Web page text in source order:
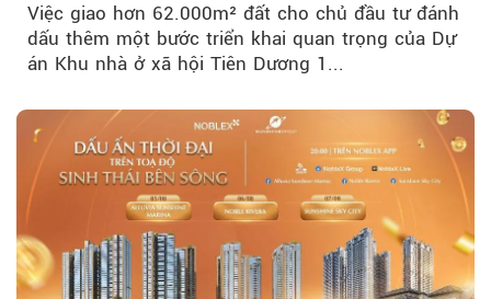
Việc giao hơn 62.000m² đất cho chủ đầu tư đánh
dấu thêm một bước triển khai quan trọng của Dự
án Khu nhà ở xã hội Tiên Dương 1...